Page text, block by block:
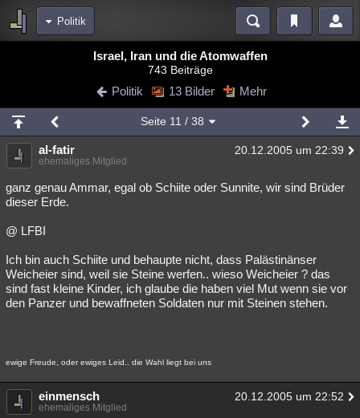
Politik
Blogs Videos
Chat Wiki Neuigkeiten
meine Rubriken
Menschen Mystery Kriminalfälle
Spiritualität Verschwörungen Technologie Ufologie
Philosophie Träume Orte Esoterik Literatur
Astronomie Helpdesk Gruppen Gaming Filme
Lesenswert Schlüsselwörter
Israel, Iran und die Atomwaffen
743 Beiträge
Politik 13 Bilder Mehr
Seite 11 / 38
al-fatir 20.12.2005 um 22:39
ehemaliges Mitglied
ganz genau Ammar, egal ob Schiite oder Sunnite, wir sind Brüder
dieser Erde.
@ LFBI
Ich bin auch Schiite und behaupte nicht, dass Palästinänser
Weicheier sind, weil sie Steine werfen.. wieso Weicheier ? das
sind fast kleine Kinder, ich glaube die haben viel Mut wenn sie vor
den Panzer und bewaffneten Soldaten nur mit Steinen stehen.
ewige Freude, oder ewiges Leid.. die Wahl liegt bei uns
einmensch 20.12.2005 um 22:52
ehemaliges Mitglied